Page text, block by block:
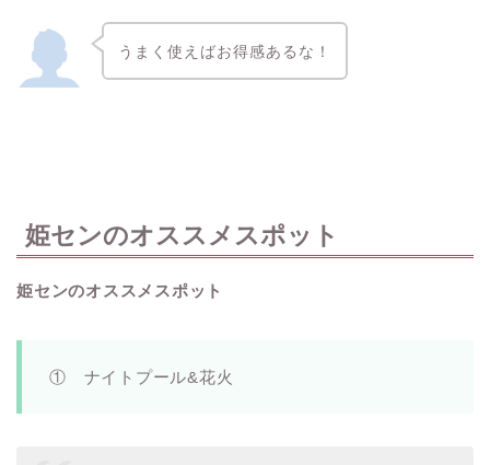
うまく使えばお得感あるな！
姫センのオススメスポット
姫センのオススメスポット
① ナイトプール&花火